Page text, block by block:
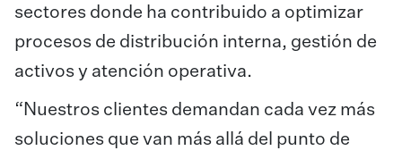
sectores donde ha contribuido a optimizar
procesos de distribución interna, gestión de
activos y atención operativa.
“Nuestros clientes demandan cada vez más
soluciones que van más allá del punto de